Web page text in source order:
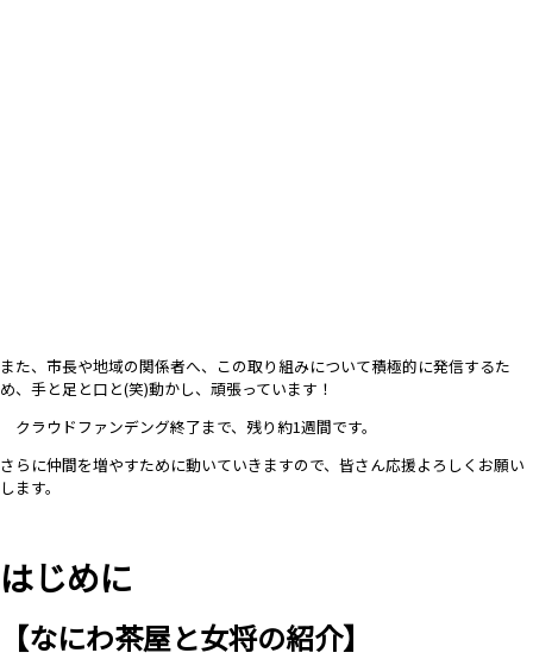
また、市長や地域の関係者へ、この取り組みについて積極的に発信するた
め、手と足と口と(笑)動かし、頑張っています！
クラウドファンデング終了まで、残り約1週間です。
さらに仲間を増やすために動いていきますので、皆さん応援よろしくお願い
します。
はじめに
【なにわ茶屋と女将の紹介】